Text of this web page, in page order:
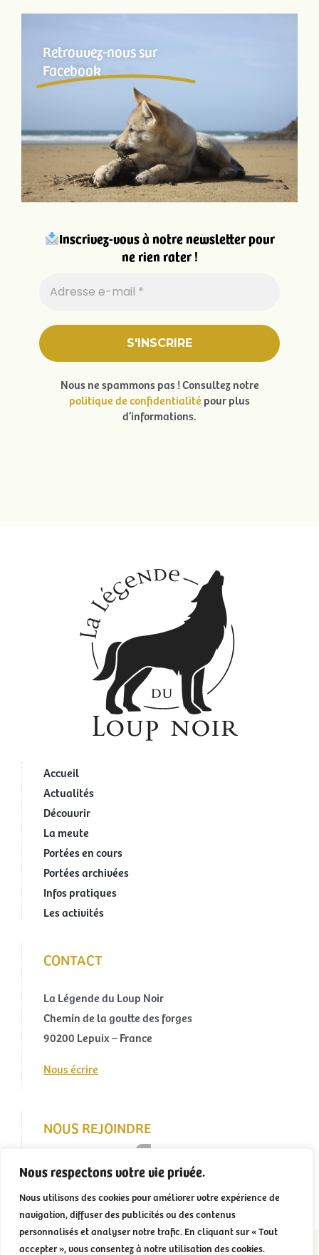
Nous respectons votre vie privée.
Nous utilisons des cookies pour améliorer votre expérience de
navigation, diffuser des publicités ou des contenus
personnalisés et analyser notre trafic. En cliquant sur « Tout
accepter », vous consentez à notre utilisation des cookies.
Retrouvez-nous sur
Facebook
Inscrivez-vous à notre newsletter pour
ne rien rater !
Nous ne spammons pas ! Consultez notre
politique de confidentialité pour plus
d’informations.
Accueil
Actualités
Découvrir
La meute
Portées en cours
Portées archivées
Infos pratiques
Les activités
CONTACT
La Légende du Loup Noir
Chemin de la goutte des forges
90200 Lepuix – France
Nous écrire
NOUS REJOINDRE